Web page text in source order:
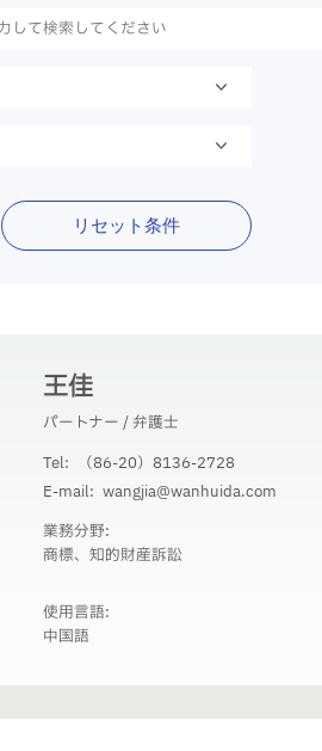
リセット条件
王佳
パートナー / 弁護士
Tel:
（86-20）8136-2728
E-mail: wangjia@wanhuida.com
業務分野:
商標、知的財産訴訟
使用言語:
中国語